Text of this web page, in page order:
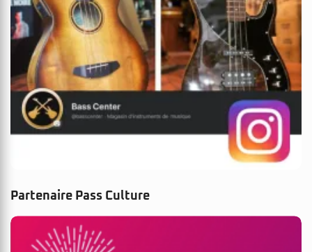
Partenaire Pass Culture